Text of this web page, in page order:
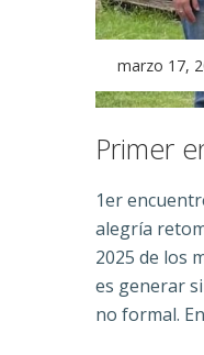
marzo 17,
Primer
1er
alegría
2025 de los
es generar
no formal.